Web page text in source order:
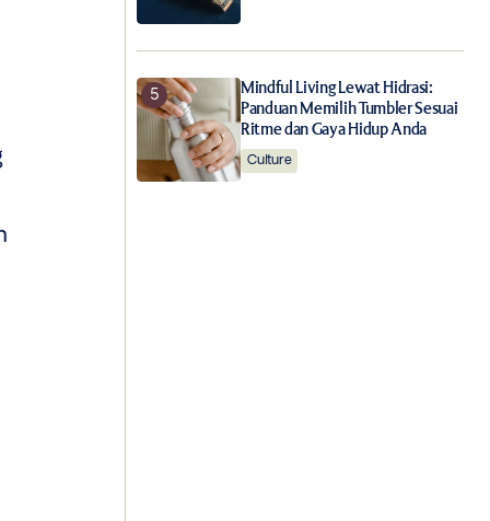
Mindful Living Lewat Hidrasi:
Panduan Memilih Tumbler Sesuai
Ritme dan Gaya Hidup Anda
Culture